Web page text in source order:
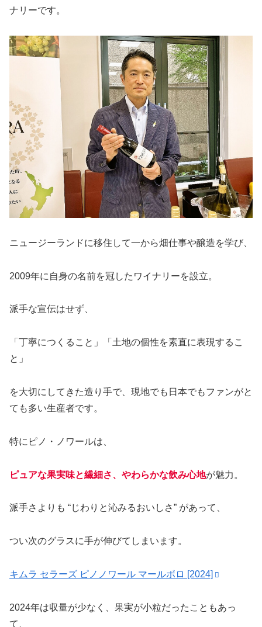
ナリーです。
ニュージーランドに移住して一から畑仕事や醸造を学び、
2009年に自身の名前を冠したワイナリーを設立。
派手な宣伝はせず、
「丁寧につくること」「土地の個性を素直に表現するこ
と」
を大切にしてきた造り手で、現地でも日本でもファンがと
ても多い生産者です。
特にピノ・ノワールは、
ピュアな果実味と繊細さ、やわらかな飲み心地が魅力。
派手さよりも “じわりと沁みるおいしさ” があって、
つい次のグラスに手が伸びてしまいます。
キムラ セラーズ ピノノワール マールボロ [2024]
2024年は収量が少なく、果実が小粒だったこともあっ
て、